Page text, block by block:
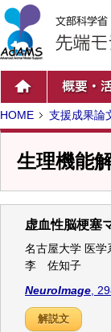
HOME 支援成果論
生理機能
虚血性脳梗塞
名古屋大学 医学
李 佐知子
NeuroImage ,
解説文